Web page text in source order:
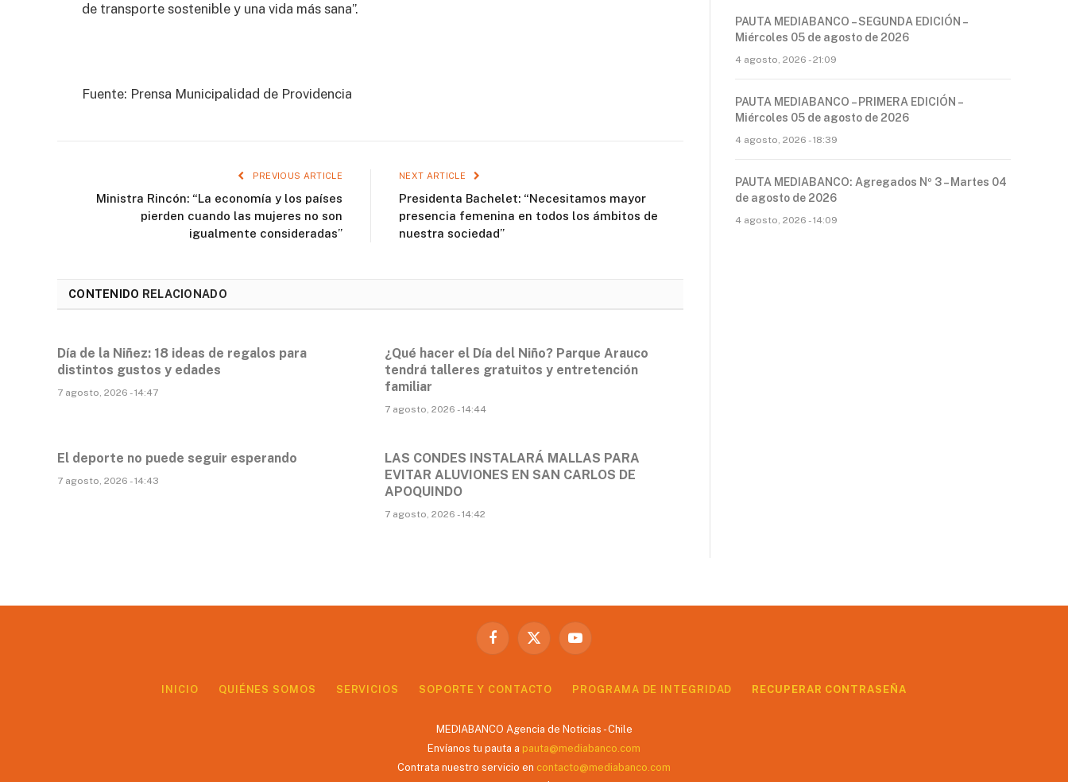
de transporte sostenible y una vida más sana”.
Fuente: Prensa Municipalidad de Providencia
PREVIOUS ARTICLE
Ministra Rincón: “La economía y los países
pierden cuando las mujeres no son
igualmente consideradas”
NEXT ARTICLE
Presidenta Bachelet: “Necesitamos mayor
presencia femenina en todos los ámbitos de
nuestra sociedad”
CONTENIDO RELACIONADO
Día de la Niñez: 18 ideas de regalos para
distintos gustos y edades
7 agosto, 2026 - 14:47
¿Qué hacer el Día del Niño? Parque Arauco
tendrá talleres gratuitos y entretención
familiar
7 agosto, 2026 - 14:44
El deporte no puede seguir esperando
7 agosto, 2026 - 14:43
LAS CONDES INSTALARÁ MALLAS PARA
EVITAR ALUVIONES EN SAN CARLOS DE
APOQUINDO
7 agosto, 2026 - 14:42
PAUTA MEDIABANCO – SEGUNDA EDICIÓN –
Miércoles 05 de agosto de 2026
4 agosto, 2026 - 21:09
PAUTA MEDIABANCO – PRIMERA EDICIÓN –
Miércoles 05 de agosto de 2026
4 agosto, 2026 - 18:39
PAUTA MEDIABANCO: Agregados Nº 3 – Martes 04
de agosto de 2026
4 agosto, 2026 - 14:09
Facebook
X
YouTube
INICIO QUIÉNES SOMOS SERVICIOS SOPORTE Y CONTACTO PROGRAMA DE INTEGRIDAD RECUPERAR CONTRASEÑA
MEDIABANCO Agencia de Noticias - Chile
Envíanos tu pauta a pauta@mediabanco.com
Contrata nuestro servicio en contacto@mediabanco.com